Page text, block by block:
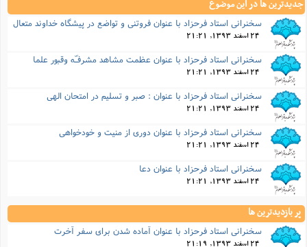
جدیدترین ها در این موضوع
سخنرانی استاد فرحزاد با عنوان فروتنی و تواضع در پیشگاه خداوند متعال
24 اسفند 1393, 21:21
سخنرانی استاد فرحزاد با عنوان عظمت مشاهد مشرفـّه وقبور علما
24 اسفند 1393, 21:21
سخنرانی استاد فرحزاد با عنوان : صبر و تسلیم در امتحان الهی
24 اسفند 1393, 21:21
سخنرانی استاد فرحزاد با عنوان دوری از منیت و خودخواهی
24 اسفند 1393, 21:21
سخنرانی استاد فرحزاد با عنوان دعا
24 اسفند 1393, 21:21
پر بازدیدترین ها
سخنرانی استاد فرحزاد با عنوان آماده شدن برای سفر آخرت
24 اسفند 1393, 21:19